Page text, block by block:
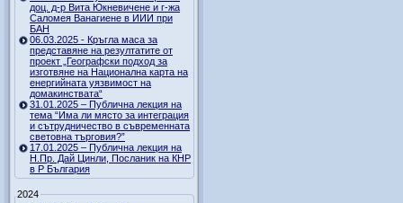
доц. д-р Вита Юкневичене и г-жа
Саломея Ванагиене в ИИИ при
БАН
06.03.2025 - Кръгла маса за
представяне на резултатите от
проект „Географски подход за
изготвяне на Национална карта на
енергийната уязвимост на
домакинствата“
31.01.2025 – Публична лекция на
тема “Има ли място за интеграция
и сътрудничество в съвременната
световна търговия?”
17.01.2025 – Публична лекция на
Н.Пр. Дай Цинли, Посланик на КНР
в Р България
2024